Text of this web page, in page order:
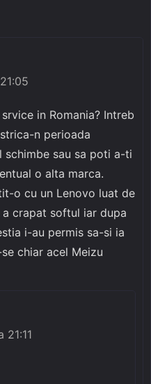
in Romania? Intreb
n perioada
sau sa poti a-ti
o alta marca.
o cu un Lenovo luat de
crapat softul iar dupa
i-au permis sa-si ia
chiar acel Meizu
21:11